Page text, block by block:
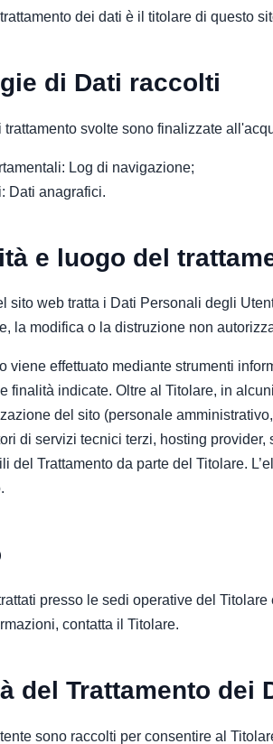
dei dati è il titolare di questo
di Dati raccolti
trattamento svolte sono finalizzate
Log di navigazione;
Dati anagrafici.
e luogo del
sito web tratta i Dati Personali degli
la modifica o la distruzione non
viene effettuato mediante strumenti
finalità indicate. Oltre al Titolare, in
del sito (personale
di servizi tecnici terzi, hosting
del Trattamento da parte del Titolare.
trattati presso le sedi operative del
contatta il Titolare.
del Trattamento dei
sono raccolti per consentire al